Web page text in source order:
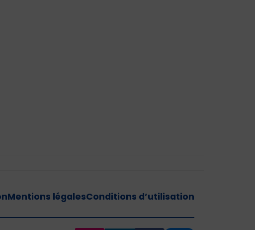
Mentions légalesConditions d’utilisation